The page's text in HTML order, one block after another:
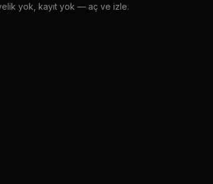
yok, kayıt yok — aç ve izle.